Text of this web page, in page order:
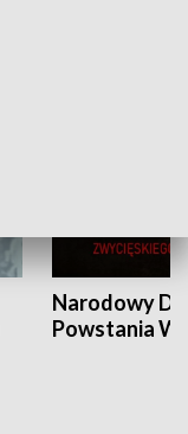
Narodowy
Powstania